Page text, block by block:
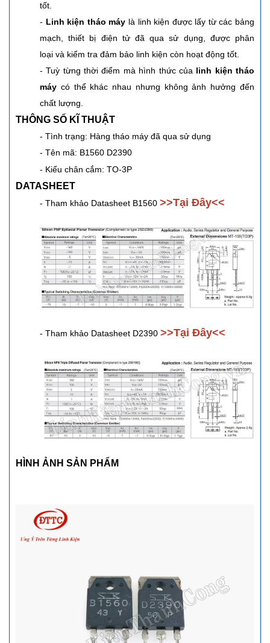
tốt.
- Linh kiện tháo máy là linh kiện được lấy từ các bảng
mạch, thiết bị điện tử đã qua sử dụng, được phân
loại và kiểm tra đảm bảo linh kiện còn hoạt động tốt.
- Tuỳ từng thời điểm mà hình thức của linh kiện tháo
máy có thể khác nhau nhưng không ảnh hưởng đến
chất lượng.
THÔNG SỐ KĨ THUẬT
- Tình trạng: Hàng tháo máy đã qua sử dụng
- Tên mã: B1560 D2390
- Kiểu chân cắm: TO-3P
DATASHEET
- Tham khảo Datasheet B1560 >>Tại Đây<<
- Tham khảo Datasheet D2390 >>Tại Đây<<
HÌNH ẢNH SẢN PHẨM